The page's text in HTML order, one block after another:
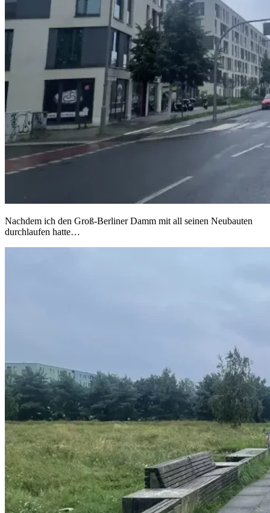
Nachdem ich den Groß-Berliner Damm mit all seinen Neubauten
durchlaufen hatte…